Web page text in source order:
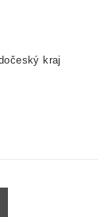
kraj